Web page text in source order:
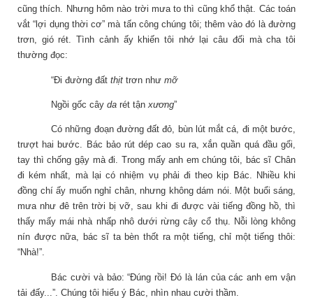
cũng thích. Nhưng hôm nào trời mưa to thì cũng khổ thật. Các toán
vắt “lợi dụng thời cơ” mà tấn công chúng tôi; thêm vào đó là đường
trơn, gió rét. Tình cảnh ấy khiến tôi nhớ lại câu đối mà cha tôi
thường đọc:
“Đi đường đất thịt trơn như mỡ
Ngồi gốc cây da rét tậnxương”
Có những đoạn đường đất đỏ, bùn lút mắt cá, đi một bước,
trượt hai bước. Bác bảo rút dép cao su ra, xắn quần quá đầu gối,
tay thì chống gậy mà đi. Trong mấy anh em chúng tôi, bác sĩ Chân
đi kém nhất, mà lại có nhiệm vụ phải đi theo kịp Bác. Nhiều khi
đồng chí ấy muốn nghỉ chân, nhưng không dám nói. Một buổi sáng,
mưa như đê trên trời bị vỡ, sau khi đi được vài tiếng đồng hồ, thì
thấy mấy mái nhà nhấp nhô dưới rừng cây cổ thụ. Nỗi lòng không
nín được nữa, bác sĩ ta bèn thốt ra một tiếng, chỉ một tiếng thôi:
“Nhà!”.
Bác cười và bảo: “Đúng rồi! Đó là lán của các anh em vận
tải đấy...”. Chúng tôi hiểu ý Bác, nhìn nhau cười thầm.